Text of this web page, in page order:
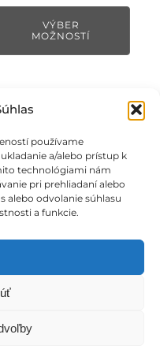
používame
a/alebo prístup k
technológiami nám
pri prehliadaní alebo
alebo odvolanie súhlasu
a funkcie.
range:
VÝBER
MOŽNOSTÍ